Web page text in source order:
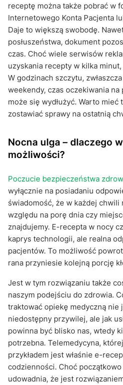
receptę można także pobrać w
Internetowego Konta Pacjenta
Daje to większą swobodę.
posłuszeństwa, dokument
czas. Choć wiele serwisów
uzyskania recepty w kilka
W godzinach szczytu,
weekendy, czas oczekiwania na
może się wydłużyć. Warto mieć
zostawiać sprawy na ostatnią
Nocna ulga – dlaczego
możliwości?
Poczucie bezpieczeństwa
wyłącznie na posiadaniu
świadomość, że w każdej chwili
względu na porę dnia czy
znajdujemy. E-recepta w nocy
kaprys technologii, ale realna
pacjentów. To możliwość
rana przyniesie kolejną porcję
Jest w tym rozwiązaniu także
naszym podejściu do zdrowia.
traktować opiekę medyczną nie
niedostępny przywilej, ale jak
powinna być blisko nas, wtedy
potrzebna. Telemedycyna,
przykładem jest właśnie e-
codzienności. Choć
udowadnia, że jest